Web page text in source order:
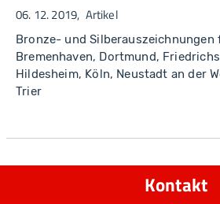
06. 12. 2019 Artikel
Bronze- und Silberauszeichnungen
Bremenhaven, Dortmund,
Hildesheim, Köln, Neustadt an der
Trier
Kontakt